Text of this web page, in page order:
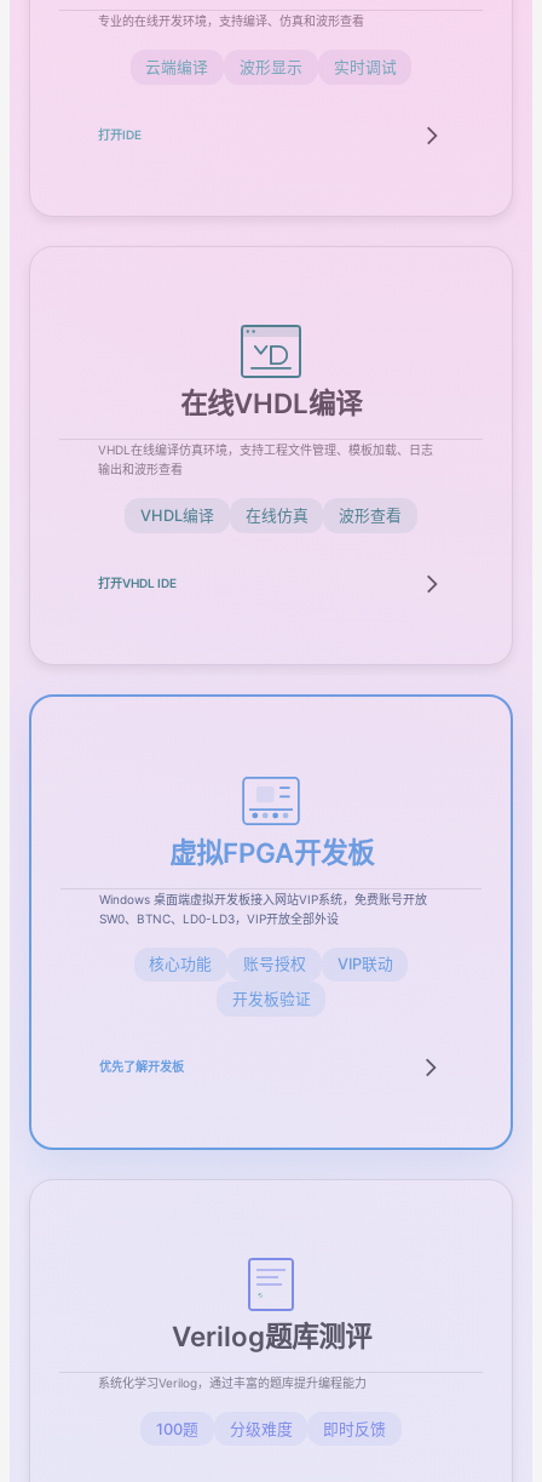
虚拟FPGA开发板
Windows 桌面端虚拟开发板接入网站VIP系统，免费账号开放
SW0、BTNC、LD0-LD3，VIP开放全部外设
核心功能 账号授权
VIP联动
开发板验证
优先了解开发板
Verilog题库测评
系统化学习Verilog，通过丰富的题库提升编程能力
100题 分级难度 即时反馈
专业的在线开发环境，支持编译、仿真和波形查看
云端编译 波形显示 实时调试
打开IDE
在线VHDL编译
VHDL在线编译仿真环境，支持工程文件管理、模板加载、日志
输出和波形查看
VHDL编译 在线仿真 波形查看
打开VHDL IDE